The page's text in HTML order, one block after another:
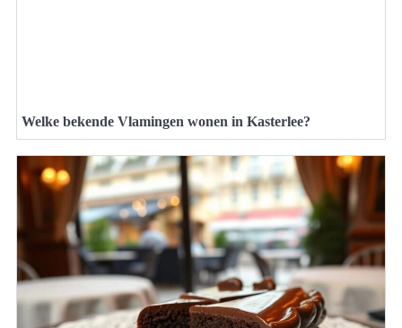
Welke bekende Vlamingen wonen in Kasterlee?